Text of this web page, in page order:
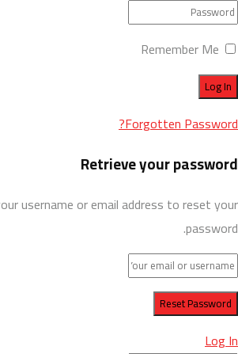
Remember Me
Forgotten Password?
Retrieve your password
username or email address to reset your
password.
Log In